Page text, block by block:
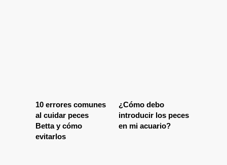
10 errores comunes
al cuidar peces
Betta y cómo
evitarlos
¿Cómo debo
introducir los peces
en mi acuario?